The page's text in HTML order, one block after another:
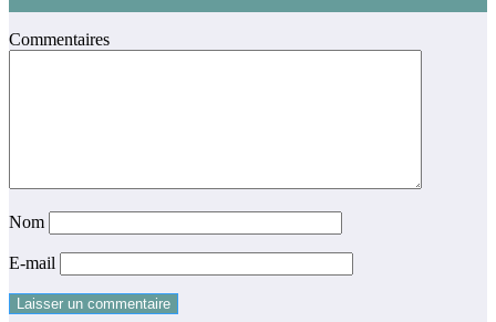
Commentaires
Nom
E-mail